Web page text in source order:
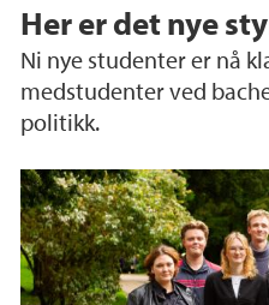
Her er det nye
Ni nye studenter er nå
medstudenter ved
politikk.